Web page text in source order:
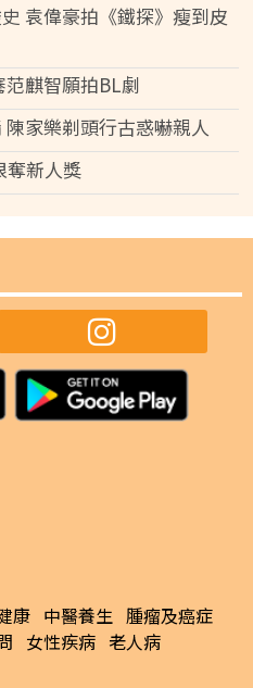
袁偉豪拍《鐵探》瘦到皮
麒智願拍BL劇
家樂剃頭行古惑嚇親人
奪新人獎
康 中醫養生 腫瘤及癌症
女性疾病 老人病